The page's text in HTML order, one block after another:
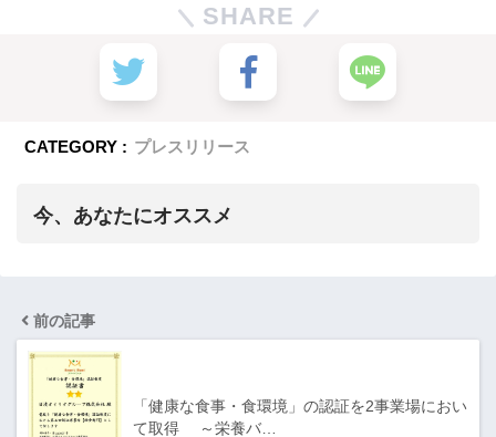
SHARE
CATEGORY : プレスリリース
今、あなたにオススメ
前の記事
「健康な食事・食環境」の認証を2事業場におい
て取得 ～栄養バ…